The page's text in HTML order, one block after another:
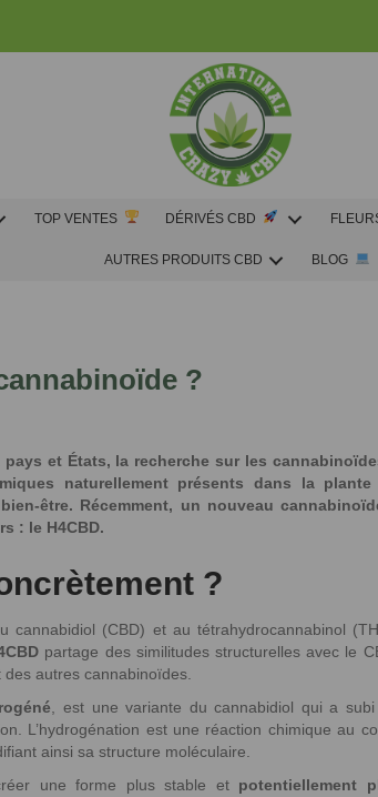
TOP VENTES DÉRIVÉS CBD
AUTRES PRODUITS CBD BLOG
?
et États, la recherche sur les
naturellement présents dans la plante
être. Récemment, un nouveau
: le H4CBD.
?
(CBD) et au tétrahydrocannabinol
partage des similitudes structurelles avec le
autres cannabinoïdes.
, est une variante du cannabidiol qui a
L’hydrogénation est une réaction chimique au
ainsi sa structure moléculaire.
une forme plus stable et potentiellement